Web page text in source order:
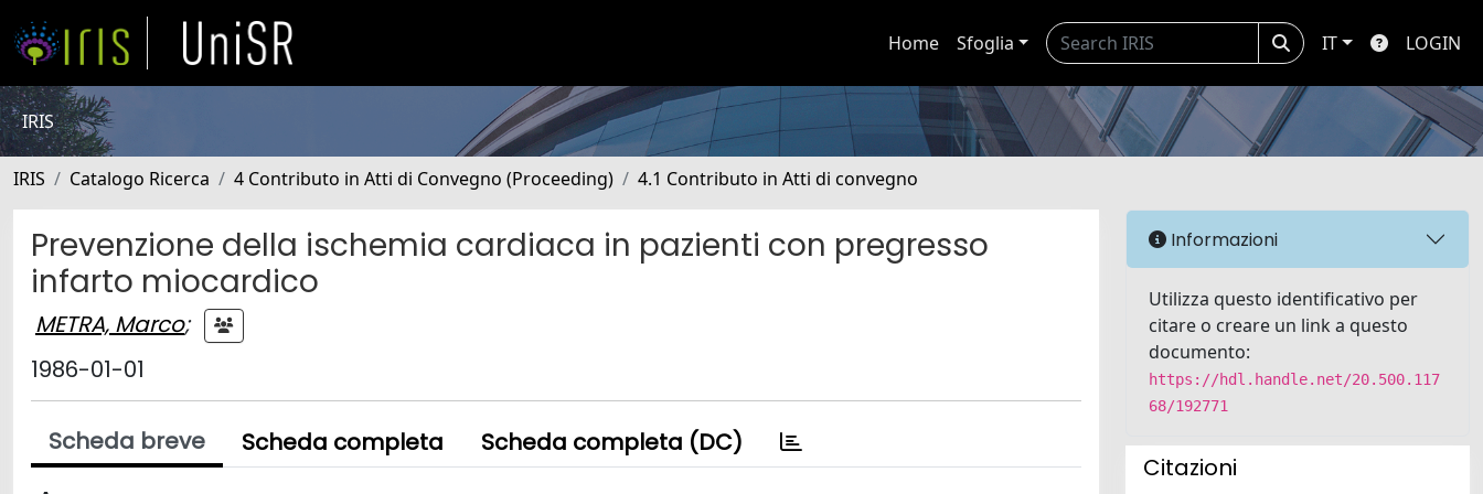
Home Sfoglia IT LOGIN
IRIS
IRIS Catalogo Ricerca 4 Contributo in Atti di Convegno (Proceeding) 4.1 Contributo in Atti di convegno
Prevenzione della ischemia cardiaca in pazienti con pregresso
infarto miocardico
METRA, Marco;
1986-01-01
Scheda breve Scheda completa Scheda completa (DC)
Informazioni
Utilizza questo identificativo per
citare o creare un link a questo
documento:
https://hdl.handle.net/20.500.117
68/192771
Citazioni